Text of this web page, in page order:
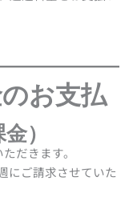
お支払
）
だきます。
にご請求させていた